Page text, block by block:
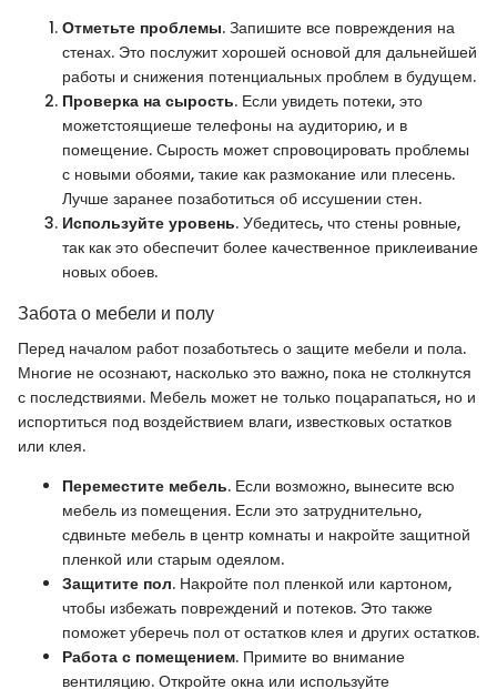
Отметьте проблемы. Запишите все повреждения на
стенах. Это послужит хорошей основой для дальнейшей
работы и снижения потенциальных проблем в будущем.
Проверка на сырость. Если увидеть потеки, это
можетстоящиеше телефоны на аудиторию, и в
помещение. Сырость может спровоцировать проблемы
с новыми обоями, такие как размокание или плесень.
Лучше заранее позаботиться об иссушении стен.
Используйте уровень. Убедитесь, что стены ровные,
так как это обеспечит более качественное приклеивание
новых обоев.
Забота о мебели и полу
Перед началом работ позаботьтесь о защите мебели и пола.
Многие не осознают, насколько это важно, пока не столкнутся
с последствиями. Мебель может не только поцарапаться, но и
испортиться под воздействием влаги, известковых остатков
или клея.
Переместите мебель. Если возможно, вынесите всю
мебель из помещения. Если это затруднительно,
сдвиньте мебель в центр комнаты и накройте защитной
пленкой или старым одеялом.
Защитите пол. Накройте пол пленкой или картоном,
чтобы избежать повреждений и потеков. Это также
поможет уберечь пол от остатков клея и других остатков.
Работа с помещением. Примите во внимание
вентиляцию. Откройте окна или используйте